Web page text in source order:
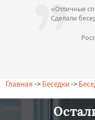
«Отличные
Сделали
Главная -> Беседки->